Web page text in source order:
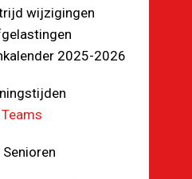
wijzigingen
2025-2026
Teams
Senioren